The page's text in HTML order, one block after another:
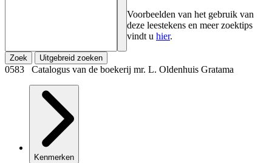
Voorbeelden van het gebruik van
deze leestekens en meer zoektips
vindt u hier.
Zoek Uitgebreid zoeken
0583 Catalogus van de boekerij mr. L. Oldenhuis Gratama
Kenmerken